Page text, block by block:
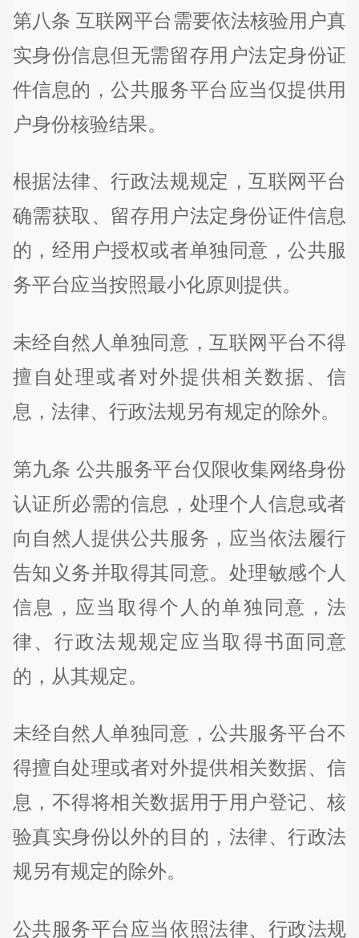
第八条 互联网平台需要依法核验用户真
实身份信息但无需留存用户法定身份证
件信息的，公共服务平台应当仅提供用
户身份核验结果。
根据法律、行政法规规定，互联网平台
确需获取、留存用户法定身份证件信息
的，经用户授权或者单独同意，公共服
务平台应当按照最小化原则提供。
未经自然人单独同意，互联网平台不得
擅自处理或者对外提供相关数据、信
息，法律、行政法规另有规定的除外。
第九条 公共服务平台仅限收集网络身份
认证所必需的信息，处理个人信息或者
向自然人提供公共服务，应当依法履行
告知义务并取得其同意。处理敏感个人
信息，应当取得个人的单独同意，法
律、行政法规规定应当取得书面同意
的，从其规定。
未经自然人单独同意，公共服务平台不
得擅自处理或者对外提供相关数据、信
息，不得将相关数据用于用户登记、核
验真实身份以外的目的，法律、行政法
规另有规定的除外。
公共服务平台应当依照法律、行政法规